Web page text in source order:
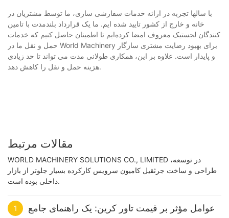
با سالها تجربه در ارائه خدمات سفارشی سازی، ما توسط مشتریان در
خانه و خارج از کشور تایید شده ایم. ما یک قرارداد بلندمدت با تامین
کنندگان لجستیک معروف امضا کرده‌ایم تا اطمینان حاصل کنیم که خدمات
حمل و نقل ما در World Machinery برای بهبود رضایت مشتری سازگار
و پایدار است. علاوه بر این، همکاری طولانی مدت می تواند تا حد زیادی
هزینه حمل و نقل را کاهش دهد.
مقالات مرتبط
WORLD MACHINERY SOLUTIONS CO., LIMITED در توسعه،
طراحی و ساخت جرثقیل کامیون سرویس کارکرده بسیار جلوتر از بازار
داخلی بوده است.
1 عوامل مؤثر بر قیمت تاور کرین: یک راهنمای جامع